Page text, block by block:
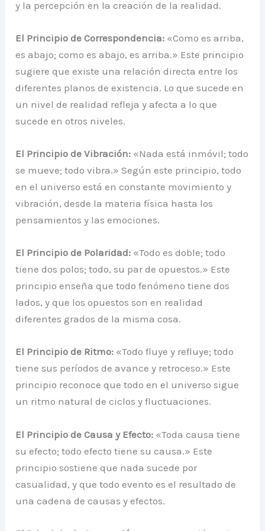
y la percepción en la creación de la realidad.
El Principio de Correspondencia: «Como es arriba,
es abajo; como es abajo, es arriba.» Este principio
sugiere que existe una relación directa entre los
diferentes planos de existencia. Lo que sucede en
un nivel de realidad refleja y afecta a lo que
sucede en otros niveles.
El Principio de Vibración: «Nada está inmóvil; todo
se mueve; todo vibra.» Según este principio, todo
en el universo está en constante movimiento y
vibración, desde la materia física hasta los
pensamientos y las emociones.
El Principio de Polaridad: «Todo es doble; todo
tiene dos polos; todo, su par de opuestos.» Este
principio enseña que todo fenómeno tiene dos
lados, y que los opuestos son en realidad
diferentes grados de la misma cosa.
El Principio de Ritmo: «Todo fluye y refluye; todo
tiene sus períodos de avance y retroceso.» Este
principio reconoce que todo en el universo sigue
un ritmo natural de ciclos y fluctuaciones.
El Principio de Causa y Efecto: «Toda causa tiene
su efecto; todo efecto tiene su causa.» Este
principio sostiene que nada sucede por
casualidad, y que todo evento es el resultado de
una cadena de causas y efectos.